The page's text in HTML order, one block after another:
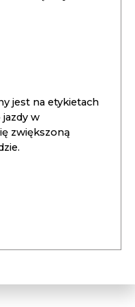
jest na etykietach
w
zwiększoną